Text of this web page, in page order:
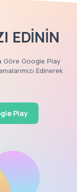
EDİNİN
Göre Google Play
Edinerek
Play